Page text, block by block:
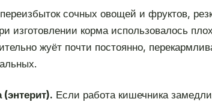
сочных овощей и фруктов,
изготовлении корма использовалось
жуёт почти постоянно,
Если работа кишечника